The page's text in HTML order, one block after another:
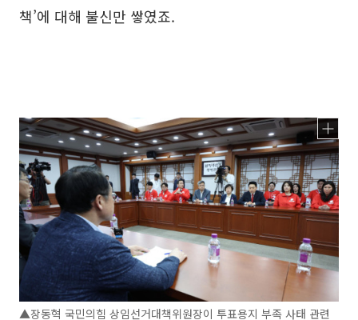
책’에 대해 불신만 쌓였죠.
▲장동혁 국민의힘 상임선거대책위원장이 투표용지 부족 사태 관련